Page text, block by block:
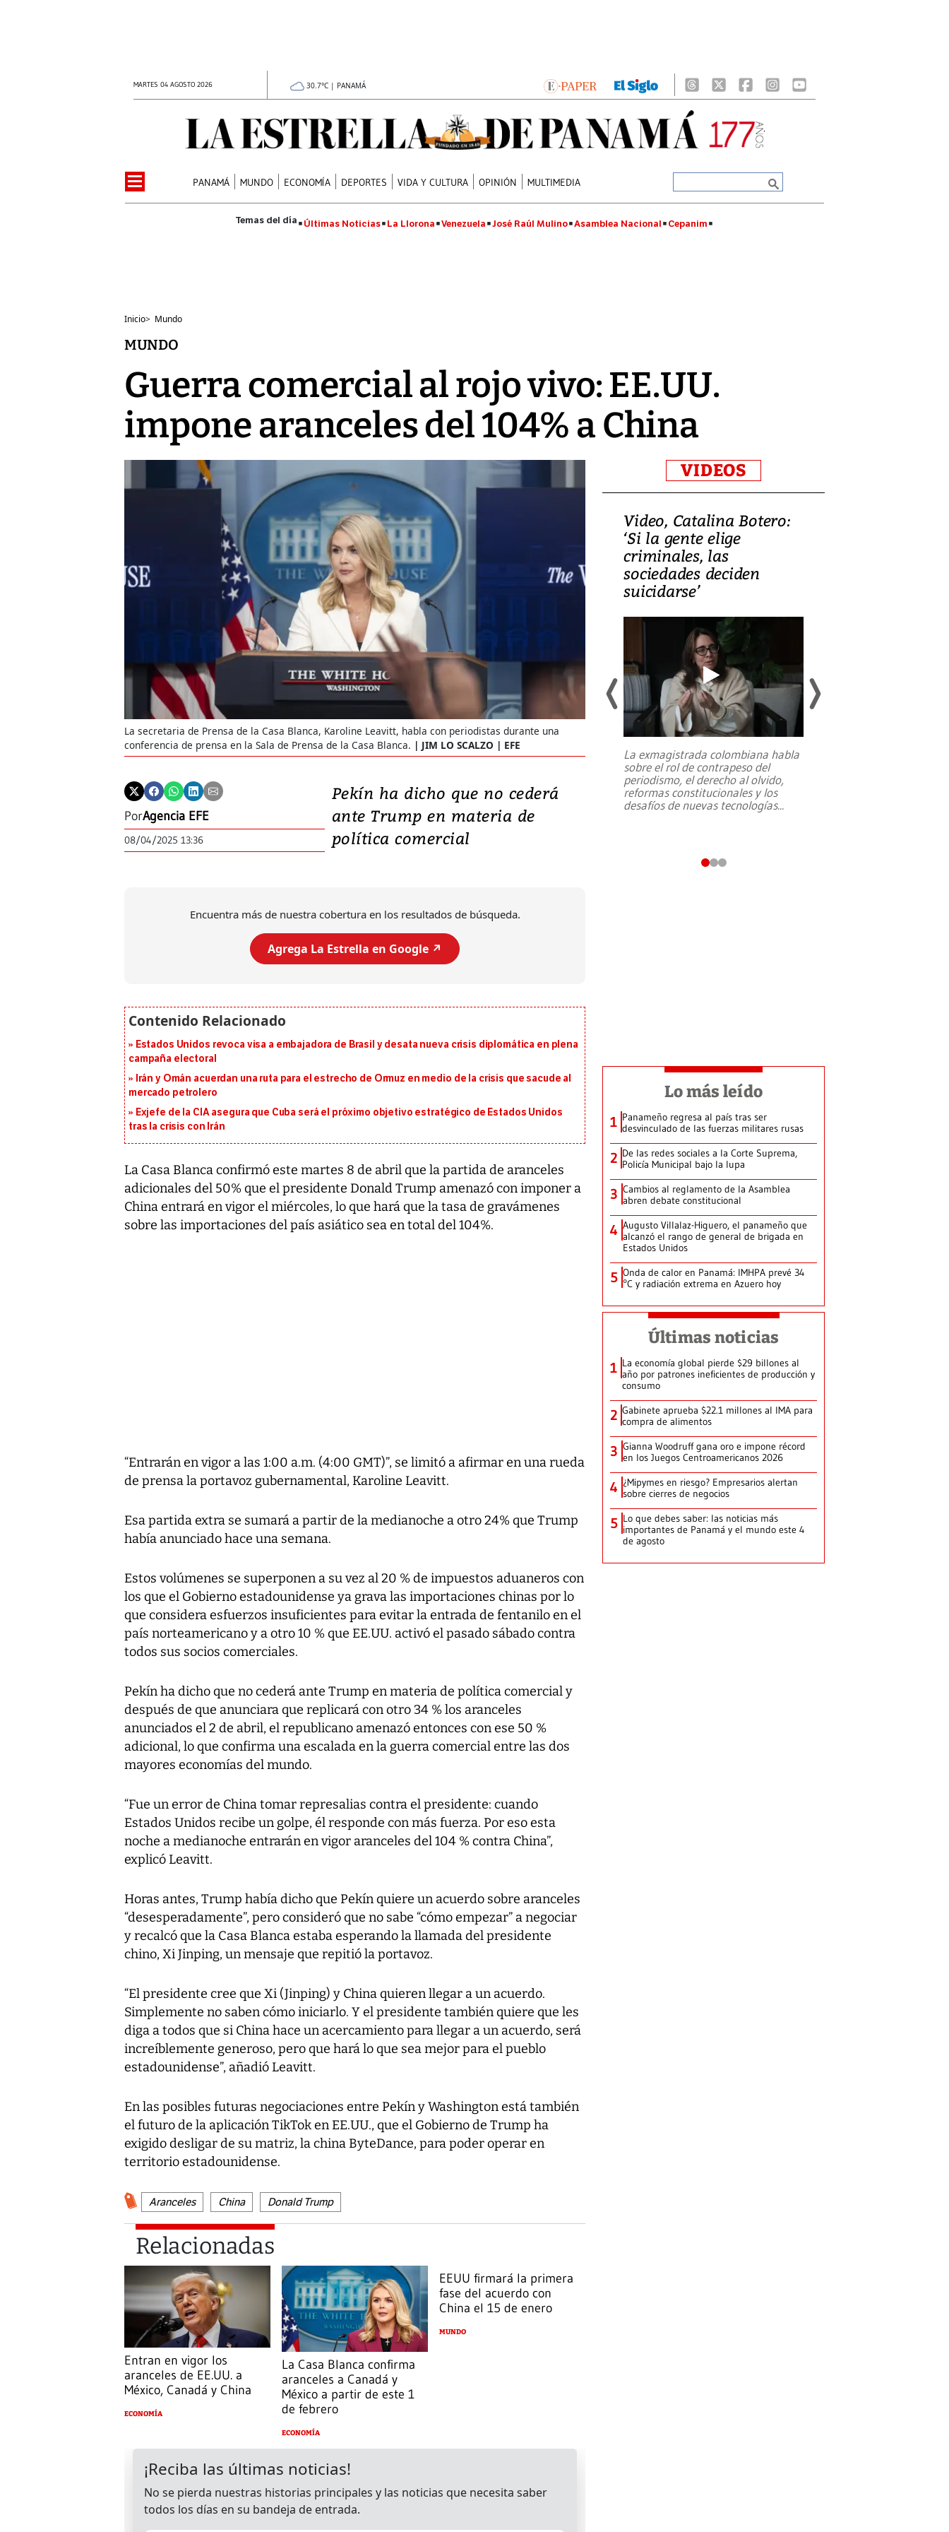
MARTES 04 AGOSTO 2026 30.7°C | PANAMÁ
PANAMÁ MUNDO ECONOMÍA DEPORTES VIDA Y CULTURA OPINIÓN MULTIMEDIA
Últimas Noticias La Llorona Venezuela José Raúl Mulino Asamblea Nacional Cepanim
Inicio> Mundo
MUNDO
Guerra comercial al rojo vivo: EE.UU.
impone aranceles del 104% a China
La secretaria de Prensa de la Casa Blanca, Karoline Leavitt, habla con periodistas durante una
conferencia de prensa en la Sala de Prensa de la Casa Blanca.
JIM LO SCALZO | EFE
PorAgencia EFE
08/04/2025 13:36
Pekín ha dicho que no cederá
ante Trump en materia de
política comercial
Encuentra más de nuestra cobertura en los resultados de búsqueda.
Agrega La Estrella en Google ↗️
Estados Unidos revoca visa a embajadora de Brasil y desata nueva crisis diplomática en plena
campaña electoral
Irán y Omán acuerdan una ruta para el estrecho de Ormuz en medio de la crisis que sacude al
mercado petrolero
Exjefe de la CIA asegura que Cuba será el próximo objetivo estratégico de Estados Unidos
tras la crisis con Irán
La Casa Blanca confirmó este martes 8 de abril que la partida de aranceles
adicionales del 50% que el presidente Donald Trump amenazó con imponer a
China entrará en vigor el miércoles, lo que hará que la tasa de gravámenes
sobre las importaciones del país asiático sea en total del 104%.
“Entrarán en vigor a las 1:00 a.m. (4:00 GMT)”, se limitó a afirmar en una rueda
de prensa la portavoz gubernamental, Karoline Leavitt.
Esa partida extra se sumará a partir de la medianoche a otro 24% que Trump
había anunciado hace una semana.
Estos volúmenes se superponen a su vez al 20 % de impuestos aduaneros con
los que el Gobierno estadounidense ya grava las importaciones chinas por lo
que considera esfuerzos insuficientes para evitar la entrada de fentanilo en el
país norteamericano y a otro 10 % que EE.UU. activó el pasado sábado contra
todos sus socios comerciales.
Pekín ha dicho que no cederá ante Trump en materia de política comercial y
después de que anunciara que replicará con otro 34 % los aranceles
anunciados el 2 de abril, el republicano amenazó entonces con ese 50 %
adicional, lo que confirma una escalada en la guerra comercial entre las dos
mayores economías del mundo.
“Fue un error de China tomar represalias contra el presidente: cuando
Estados Unidos recibe un golpe, él responde con más fuerza. Por eso esta
noche a medianoche entrarán en vigor aranceles del 104 % contra China”,
explicó Leavitt.
Horas antes, Trump había dicho que Pekín quiere un acuerdo sobre aranceles
“desesperadamente”, pero consideró que no sabe “cómo empezar” a negociar
y recalcó que la Casa Blanca estaba esperando la llamada del presidente
chino, Xi Jinping, un mensaje que repitió la portavoz.
“El presidente cree que Xi (Jinping) y China quieren llegar a un acuerdo.
Simplemente no saben cómo iniciarlo. Y el presidente también quiere que les
diga a todos que si China hace un acercamiento para llegar a un acuerdo, será
increíblemente generoso, pero que hará lo que sea mejor para el pueblo
estadounidense”, añadió Leavitt.
En las posibles futuras negociaciones entre Pekín y Washington está también
el futuro de la aplicación TikTok en EE.UU., que el Gobierno de Trump ha
exigido desligar de su matriz, la china ByteDance, para poder operar en
territorio estadounidense.
Aranceles China Donald Trump
Relacionadas
Entran en vigor los
aranceles de EE.UU. a
México, Canadá y China
ECONOMÍA
La Casa Blanca confirma
aranceles a Canadá y
México a partir de este 1
de febrero
ECONOMÍA
EEUU firmará la primera
fase del acuerdo con
China el 15 de enero
MUNDO
VIDEOS
Video, Japón: Terremoto
deja heridos y graves
daños en Kumamoto
Un fuerte terremoto de magnitud
7,1 se registró este martes 28 de
julio en la prefectura de Kumamoto,
al sur de Japón, provocando una
Video, Catalina Botero:
‘Si la gente elige
criminales, las
sociedades deciden
suicidarse’
La exmagistrada colombiana habla
sobre el rol de contrapeso del
periodismo, el derecho al olvido,
reformas constitucionales y los
desafíos de nuevas tecnologías...
Lo más leído
1 Panameño regresa al país tras ser
desvinculado de las fuerzas militares rusas
2 De las redes sociales a la Corte Suprema,
Policía Municipal bajo la lupa
3 Cambios al reglamento de la Asamblea
abren debate constitucional
4 Augusto Villalaz-Higuero, el panameño que
alcanzó el rango de general de brigada en
Estados Unidos
5 Onda de calor en Panamá: IMHPA prevé 34
°C y radiación extrema en Azuero hoy
Últimas noticias
1 La economía global pierde $29 billones al
año por patrones ineficientes de producción y
consumo
2 Gabinete aprueba $22.1 millones al IMA para
compra de alimentos
3 Gianna Woodruff gana oro e impone récord
en los Juegos Centroamericanos 2026
4 ¿Mipymes en riesgo? Empresarios alertan
sobre cierres de negocios
5 Lo que debes saber: las noticias más
importantes de Panamá y el mundo este 4
de agosto